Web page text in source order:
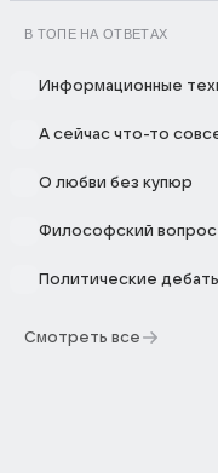
В ТОПЕ НА ОТВЕТАХ
Информационные
А сейчас что-то
О любви без купюр
Философский вопрос
Политические
Смотреть все